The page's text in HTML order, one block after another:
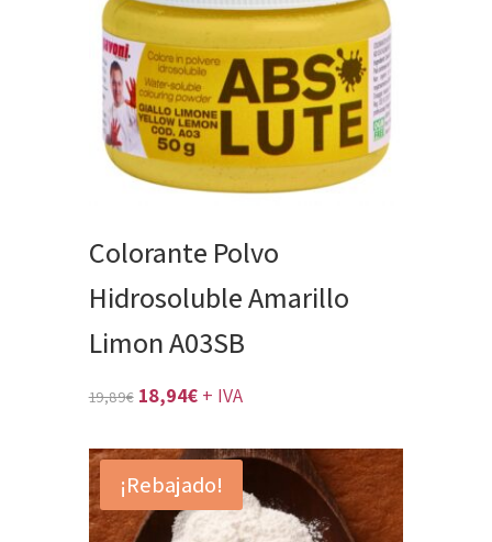
Colorante Polvo
Hidrosoluble Amarillo
Limon A03SB
19,89€ El
original
era:
19,89€.
18,94€El
actual
es:
18,94€.
+ IVA
¡Rebajado!